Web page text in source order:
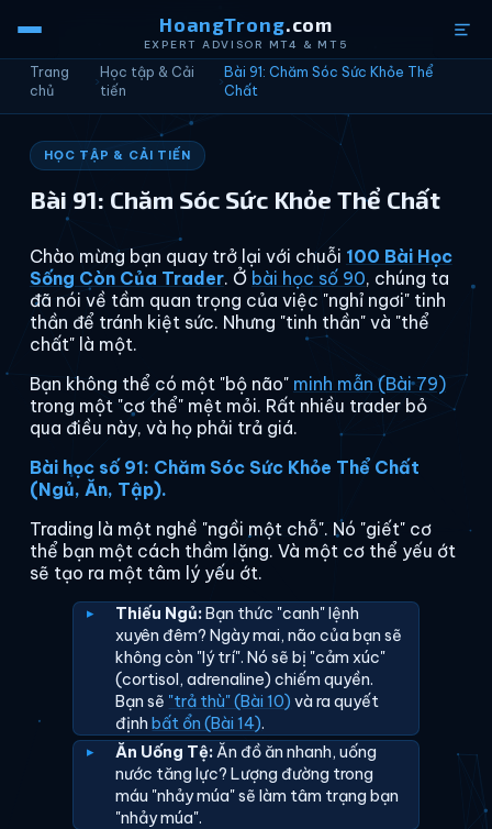
HoangTrong.com
EXPERT ADVISOR MT4 & MT5
Trang
chủ
›
Học tập & Cải
tiến
›
Bài 91: Chăm Sóc Sức Khỏe Thể
Chất
HỌC TẬP & CẢI TIẾN
Bài 91: Chăm Sóc Sức Khỏe Thể Chất
Chào mừng bạn quay trở lại với chuỗi 100 Bài Học
Sống Còn Của Trader. Ở bài học số 90, chúng ta
đã nói về tầm quan trọng của việc "nghỉ ngơi" tinh
thần để tránh kiệt sức. Nhưng "tinh thần" và "thể
chất" là một.
Bạn không thể có một "bộ não" minh mẫn (Bài 79)
trong một "cơ thể" mệt mỏi. Rất nhiều trader bỏ
qua điều này, và họ phải trả giá.
Bài học số 91: Chăm Sóc Sức Khỏe Thể Chất
(Ngủ, Ăn, Tập).
Trading là một nghề "ngồi một chỗ". Nó "giết" cơ
thể bạn một cách thầm lặng. Và một cơ thể yếu ớt
sẽ tạo ra một tâm lý yếu ớt.
Thiếu Ngủ:Bạn thức "canh" lệnh
xuyên đêm? Ngày mai, não của bạn sẽ
không còn "lý trí". Nó sẽ bị "cảm xúc"
(cortisol, adrenaline) chiếm quyền.
Bạn sẽ "trả thù" (Bài 10) và ra quyết
địnhbất ổn (Bài 14).
Ăn Uống Tệ: Ăn đồ ăn nhanh, uống
nước tăng lực? Lượng đường trong
máu "nhảy múa" sẽ làm tâm trạng bạn
"nhảy múa".